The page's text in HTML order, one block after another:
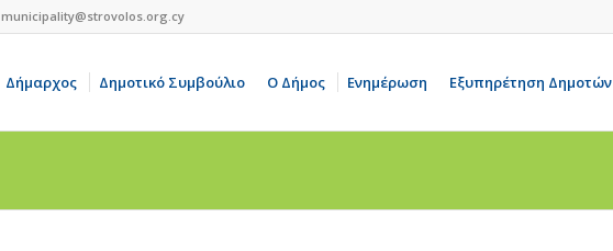
municipality@strovolos.org.cy
Δήμαρχος Δημοτικό Συμβούλιο Ο Δήμος Ενημέρωση Εξυπηρέτηση Δημοτών